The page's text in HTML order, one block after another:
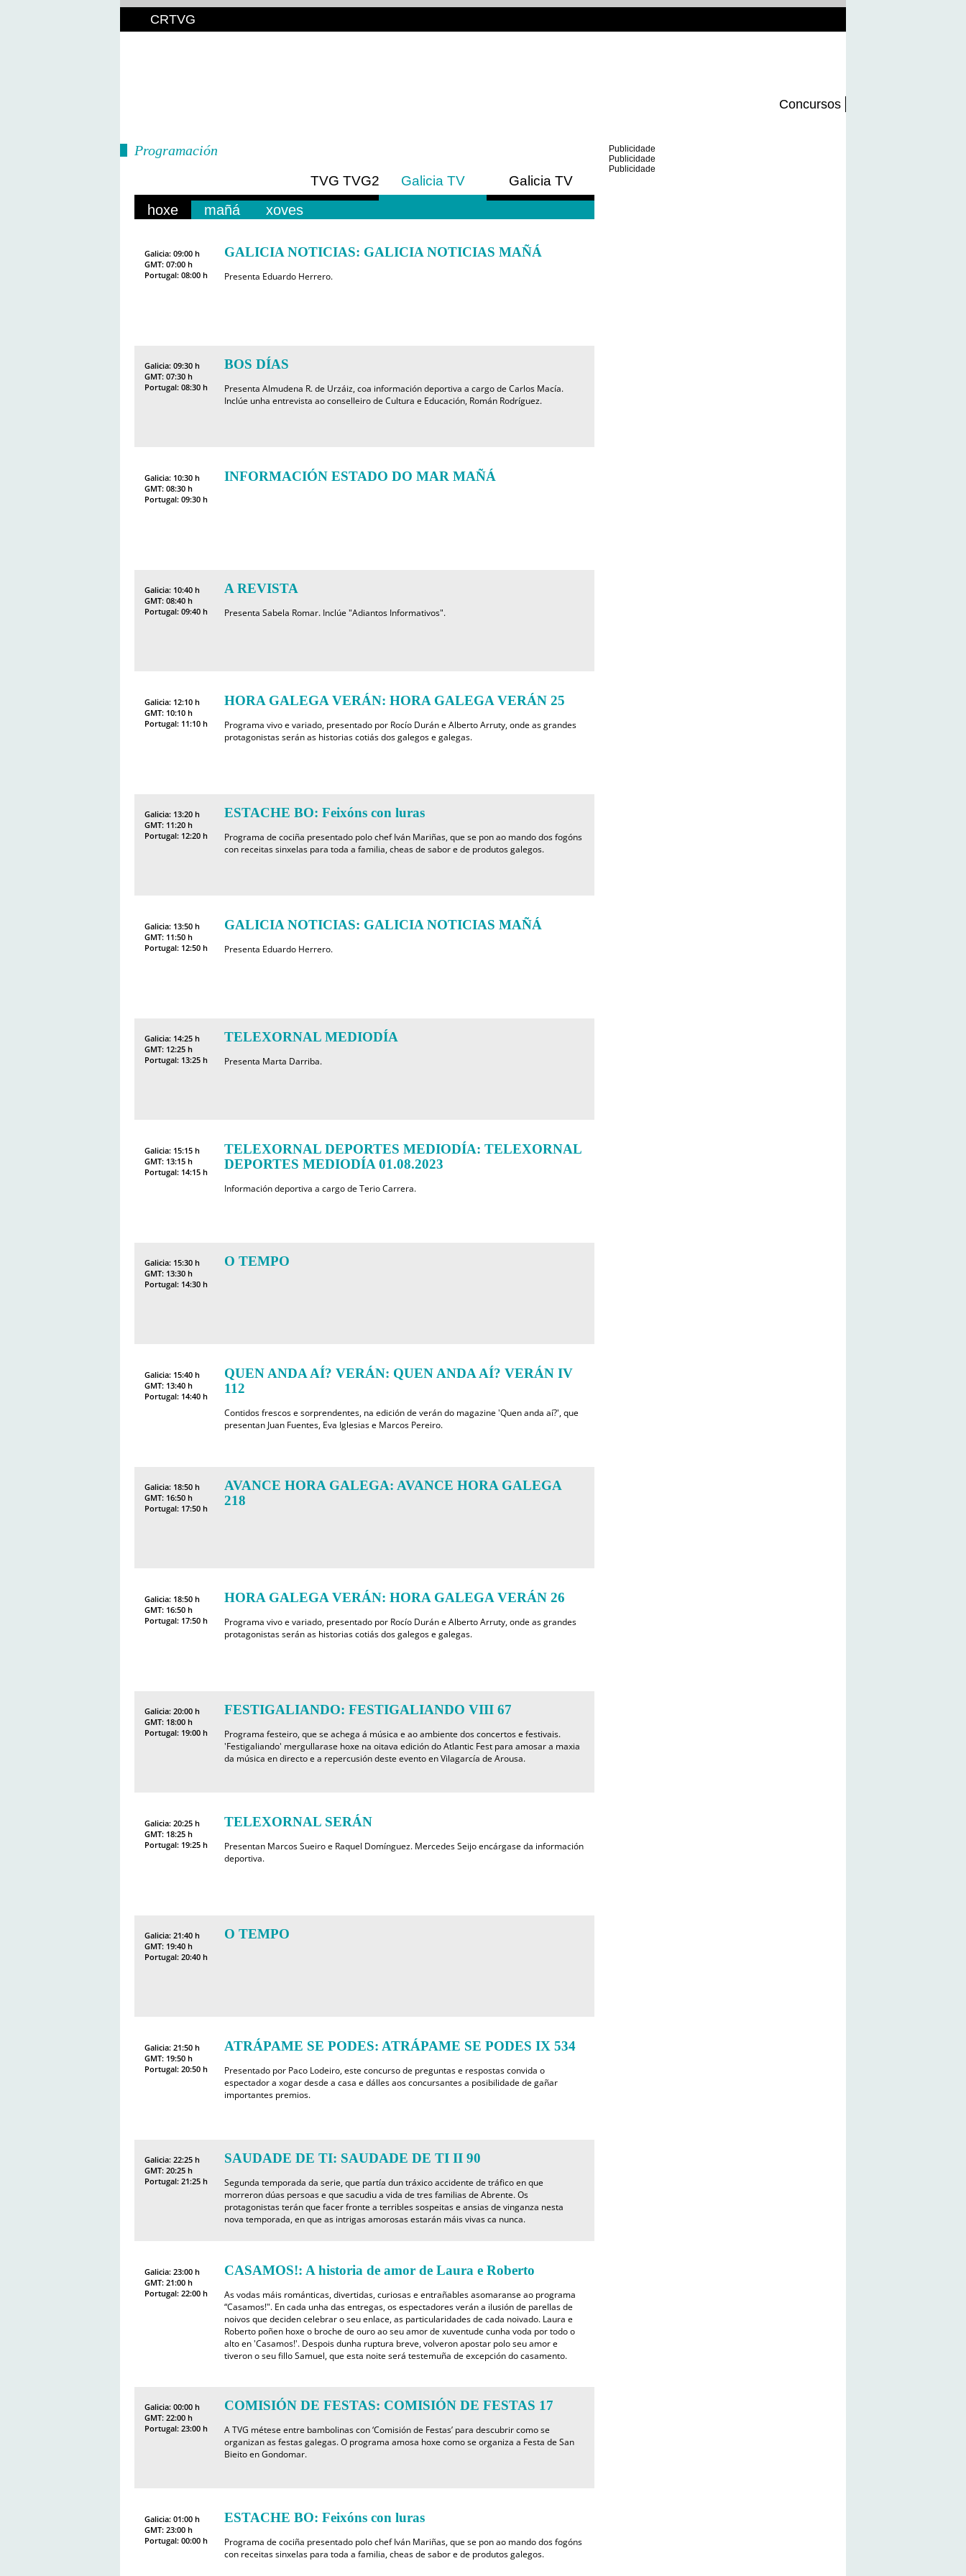
CRTVG
Concursos
Programación
TVG TVG2
Galicia TV
Galicia TV
hoxe mañá xoves
Galicia: 09:00 h
GMT: 07:00 h
Portugal: 08:00 h
GALICIA NOTICIAS: GALICIA NOTICIAS MAÑÁ
Presenta Eduardo Herrero.
Galicia: 09:30 h
GMT: 07:30 h
Portugal: 08:30 h
BOS DÍAS
Presenta Almudena R. de Urzáiz, coa información deportiva a cargo de Carlos Macía.
Inclúe unha entrevista ao conselleiro de Cultura e Educación, Román Rodríguez.
Galicia: 10:30 h
GMT: 08:30 h
Portugal: 09:30 h
INFORMACIÓN ESTADO DO MAR MAÑÁ
Galicia: 10:40 h
GMT: 08:40 h
Portugal: 09:40 h
A REVISTA
Presenta Sabela Romar. Inclúe "Adiantos Informativos".
Galicia: 12:10 h
GMT: 10:10 h
Portugal: 11:10 h
HORA GALEGA VERÁN: HORA GALEGA VERÁN 25
Programa vivo e variado, presentado por Rocío Durán e Alberto Arruty, onde as grandes
protagonistas serán as historias cotiás dos galegos e galegas.
Galicia: 13:20 h
GMT: 11:20 h
Portugal: 12:20 h
ESTACHE BO: Feixóns con luras
Programa de cociña presentado polo chef Iván Mariñas, que se pon ao mando dos fogóns
con receitas sinxelas para toda a familia, cheas de sabor e de produtos galegos.
Galicia: 13:50 h
GMT: 11:50 h
Portugal: 12:50 h
GALICIA NOTICIAS: GALICIA NOTICIAS MAÑÁ
Presenta Eduardo Herrero.
Galicia: 14:25 h
GMT: 12:25 h
Portugal: 13:25 h
TELEXORNAL MEDIODÍA
Presenta Marta Darriba.
Galicia: 15:15 h
GMT: 13:15 h
Portugal: 14:15 h
TELEXORNAL DEPORTES MEDIODÍA: TELEXORNAL
DEPORTES MEDIODÍA 01.08.2023
Información deportiva a cargo de Terio Carrera.
Galicia: 15:30 h
GMT: 13:30 h
Portugal: 14:30 h
O TEMPO
Galicia: 15:40 h
GMT: 13:40 h
Portugal: 14:40 h
QUEN ANDA AÍ? VERÁN: QUEN ANDA AÍ? VERÁN IV
112
Contidos frescos e sorprendentes, na edición de verán do magazine 'Quen anda aí?', que
presentan Juan Fuentes, Eva Iglesias e Marcos Pereiro.
Galicia: 18:50 h
GMT: 16:50 h
Portugal: 17:50 h
AVANCE HORA GALEGA: AVANCE HORA GALEGA
218
Galicia: 18:50 h
GMT: 16:50 h
Portugal: 17:50 h
HORA GALEGA VERÁN: HORA GALEGA VERÁN 26
Programa vivo e variado, presentado por Rocío Durán e Alberto Arruty, onde as grandes
protagonistas serán as historias cotiás dos galegos e galegas.
Galicia: 20:00 h
GMT: 18:00 h
Portugal: 19:00 h
FESTIGALIANDO: FESTIGALIANDO VIII 67
Programa festeiro, que se achega á música e ao ambiente dos concertos e festivais.
'Festigaliando' mergullarase hoxe na oitava edición do Atlantic Fest para amosar a maxia
da música en directo e a repercusión deste evento en Vilagarcía de Arousa.
Galicia: 20:25 h
GMT: 18:25 h
Portugal: 19:25 h
TELEXORNAL SERÁN
Presentan Marcos Sueiro e Raquel Domínguez. Mercedes Seijo encárgase da información
deportiva.
Galicia: 21:40 h
GMT: 19:40 h
Portugal: 20:40 h
O TEMPO
Galicia: 21:50 h
GMT: 19:50 h
Portugal: 20:50 h
ATRÁPAME SE PODES: ATRÁPAME SE PODES IX 534
Presentado por Paco Lodeiro, este concurso de preguntas e respostas convida o
espectador a xogar desde a casa e dálles aos concursantes a posibilidade de gañar
importantes premios.
Galicia: 22:25 h
GMT: 20:25 h
Portugal: 21:25 h
SAUDADE DE TI: SAUDADE DE TI II 90
Segunda temporada da serie, que partía dun tráxico accidente de tráfico en que
morreron dúas persoas e que sacudiu a vida de tres familias de Abrente. Os
protagonistas terán que facer fronte a terribles sospeitas e ansias de vinganza nesta
nova temporada, en que as intrigas amorosas estarán máis vivas ca nunca.
Galicia: 23:00 h
GMT: 21:00 h
Portugal: 22:00 h
CASAMOS!: A historia de amor de Laura e Roberto
As vodas máis románticas, divertidas, curiosas e entrañables asomaranse ao programa
“Casamos!". En cada unha das entregas, os espectadores verán a ilusión de parellas de
noivos que deciden celebrar o seu enlace, as particularidades de cada noivado. Laura e
Roberto poñen hoxe o broche de ouro ao seu amor de xuventude cunha voda por todo o
alto en 'Casamos!'. Despois dunha ruptura breve, volveron apostar polo seu amor e
tiveron o seu fillo Samuel, que esta noite será testemuña de excepción do casamento.
Galicia: 00:00 h
GMT: 22:00 h
Portugal: 23:00 h
COMISIÓN DE FESTAS: COMISIÓN DE FESTAS 17
A TVG métese entre bambolinas con ‘Comisión de Festas’ para descubrir como se
organizan as festas galegas. O programa amosa hoxe como se organiza a Festa de San
Bieito en Gondomar.
Galicia: 01:00 h
GMT: 23:00 h
Portugal: 00:00 h
ESTACHE BO: Feixóns con luras
Programa de cociña presentado polo chef Iván Mariñas, que se pon ao mando dos fogóns
con receitas sinxelas para toda a familia, cheas de sabor e de produtos galegos.
Publicidade
Publicidade
Publicidade